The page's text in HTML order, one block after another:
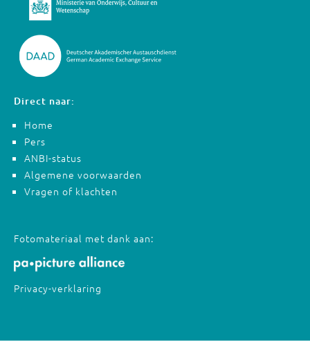
Direct naar:
Home
Pers
ANBI-status
Algemene voorwaarden
Vragen of klachten
Fotomateriaal met dank aan:
Privacy-verklaring